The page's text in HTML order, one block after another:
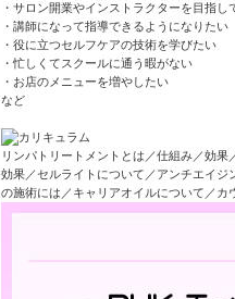
・サロン開業やインストラクターを目指し
・講師になって指導できるようになりたい
・役に立つセルフケアの技術を学びたい
・忙しくてスクールに通う暇がない
・お店のメニューを増やしたい
など
リンパトリートメントとは／仕組み／効
効果／セルライトについて／アンチエイ
の施術には／キャリアオイルについて／